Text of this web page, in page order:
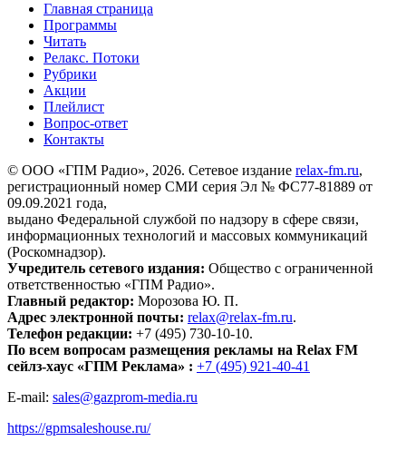
Главная страница
Программы
Читать
Релакс. Потоки
Рубрики
Акции
Плейлист
Вопрос-ответ
Контакты
© ООО «ГПМ Радио», 2026. Сетевое издание relax-fm.ru,
регистрационный номер СМИ серия Эл № ФС77-81889 от
09.09.2021 года,
выдано Федеральной службой по надзору в сфере связи,
информационных технологий и массовых коммуникаций
(Роскомнадзор).
Учредитель сетевого издания: Общество с ограниченной
ответственностью «ГПМ Радио».
Главный редактор: Морозова Ю. П.
Адрес электронной почты: relax@relax-fm.ru.
Телефон редакции: +7 (495) 730-10-10.
По всем вопросам размещения рекламы на Relax FM
сейлз-хаус «ГПМ Реклама» : +7 (495) 921-40-41
E-mail: sales@gazprom-media.ru
https://gpmsaleshouse.ru/